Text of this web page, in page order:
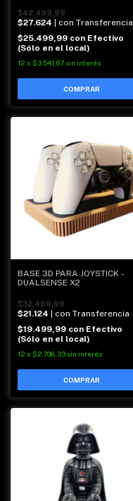
$42.499,99
$27.624
| con Transferencia
$25.499,99 con Efectivo
(Sólo en el local)
12 x $3.541,67 sin interés
BASE 3D PARA JOYSTICK -
DUALSENSE X2
$32.499,99
$21.124 | con Transferencia
$19.499,99 con Efectivo
(Sólo en el local)
12 x $2.708,33 sin interés